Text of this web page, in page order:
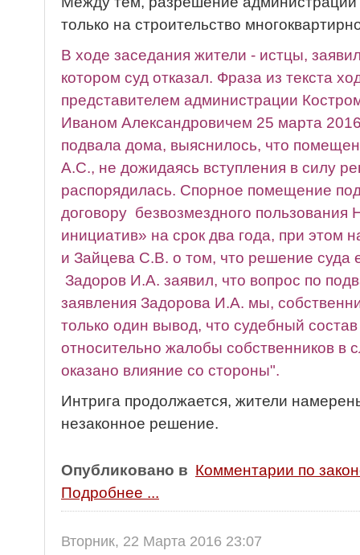
только на строительство
В ходе заседания жители - истцы,
котором суд отказал. Фраза из текста
представителем администрации
Иваном Александровичем 25 марта
подвала дома, выяснилось, что
А.С., не дожидаясь вступления в силу
распорядилась. Спорное помещение
договору безвозмездного
инициатив» на срок два года, при этом
и Зайцева С.В. о том, что решение суда
Задоров И.А. заявил, что вопрос по
заявления Задорова И.А. мы,
только один вывод, что судебный
относительно жалобы собственников в
оказано влияние со стороны".
Интрига продолжается, жители
незаконное решение.
Опубликовано в Комментарии по
Подробнее ...
Вторник, 22 Марта 2016 23:07